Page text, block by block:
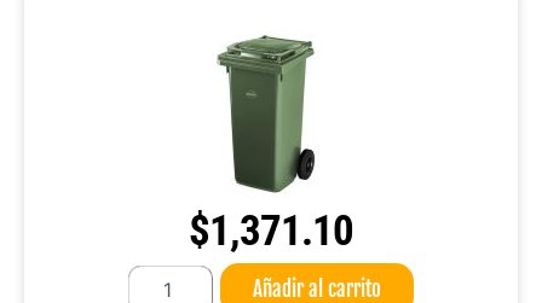
$1,371.10
Bote
Contenedor
Añadir al carrito